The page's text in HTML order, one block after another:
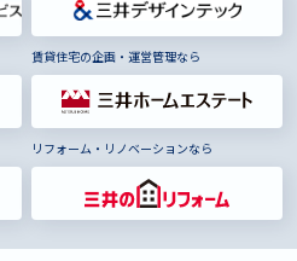
賃貸住宅の企画・運営管理なら
リフォーム・リノベーションなら